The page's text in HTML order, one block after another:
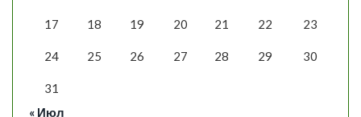
17 18 19 20 21 22 23
24 25 26 27 28 29 30
31
« Июл